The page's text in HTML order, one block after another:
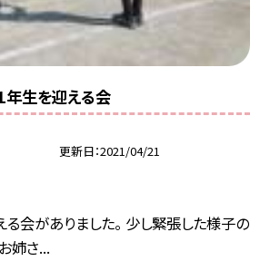
年生を迎える会
更新日 2021/04/21
会がありました。 少し緊張した様子の
姉さ...